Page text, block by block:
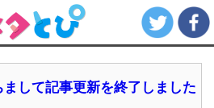
して記事更新を終了しました